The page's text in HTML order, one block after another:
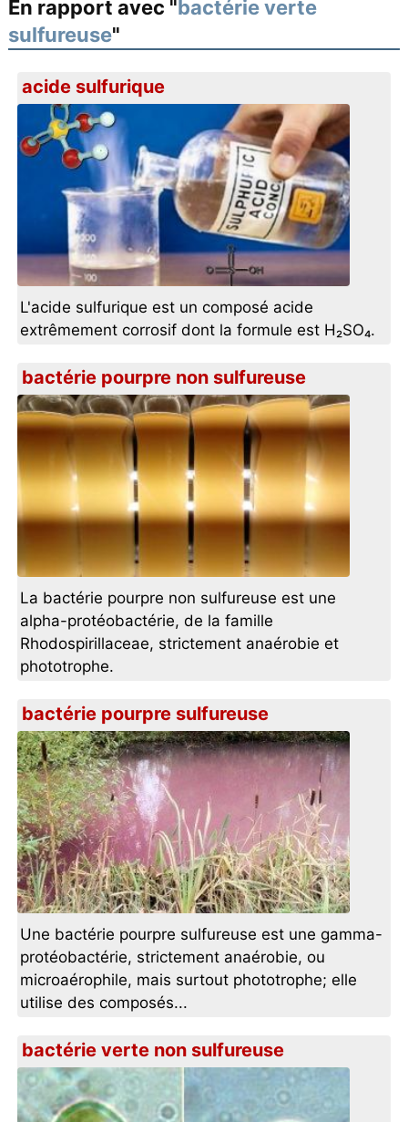
En rapport avec "bactérie verte
sulfureuse"
acide sulfurique
L'acide sulfurique est un composé acide
extrêmement corrosif dont la formule est H₂SO₄.
bactérie pourpre non sulfureuse
La bactérie pourpre non sulfureuse est une
alpha-protéobactérie, de la famille
Rhodospirillaceae, strictement anaérobie et
phototrophe.
bactérie pourpre sulfureuse
Une bactérie pourpre sulfureuse est une gamma-
protéobactérie, strictement anaérobie, ou
microaérophile, mais surtout phototrophe; elle
utilise des composés...
bactérie verte non sulfureuse